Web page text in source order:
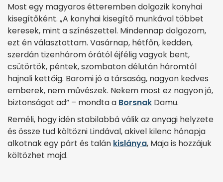
Most egy magyaros étteremben dolgozik konyhai
kisegítőként. „A konyhai kisegítő munkával többet
keresek, mint a színészettel. Mindennap dolgozom,
ezt én választottam. Vasárnap, hétfőn, kedden,
szerdán tizenhárom órától éjfélig vagyok bent,
csütörtök, péntek, szombaton délután háromtól
hajnali kettőig. Baromi jó a társaság, nagyon kedves
emberek, nem művészek. Nekem most ez nagyon jó,
biztonságot ad” – mondta a Borsnak Damu.
Reméli, hogy idén stabilabbá válik az anyagi helyzete
és össze tud költözni Lindával, akivel kilenc hónapja
alkotnak egy párt és talán kislánya, Maja is hozzájuk
költözhet majd.